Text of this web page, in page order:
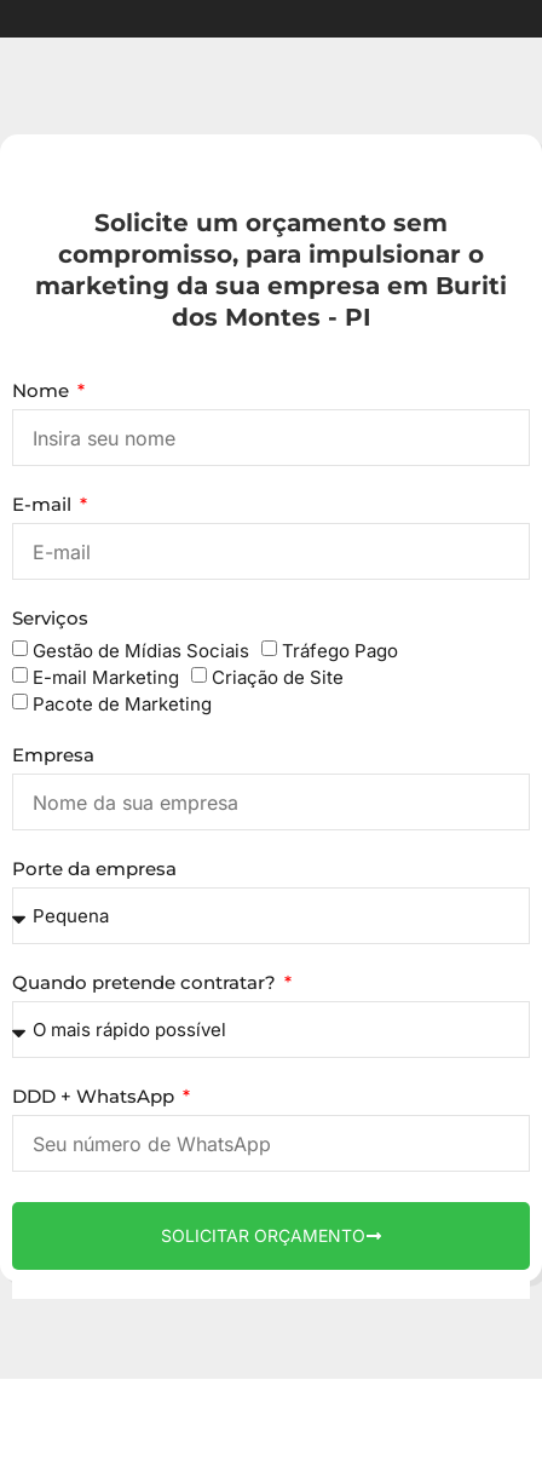
Solicite um orçamento sem
compromisso, para impulsionar o
marketing da sua empresa em Buriti
dos Montes - PI
Nome
E-mail
Serviços
Gestão de Mídias Sociais
Tráfego Pago
E-mail Marketing
Criação de Site
Pacote de Marketing
Empresa
Porte da empresa
Quando pretende contratar?
DDD + WhatsApp
SOLICITAR ORÇAMENTO